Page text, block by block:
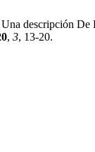
descripción De
, 3, 13-20.